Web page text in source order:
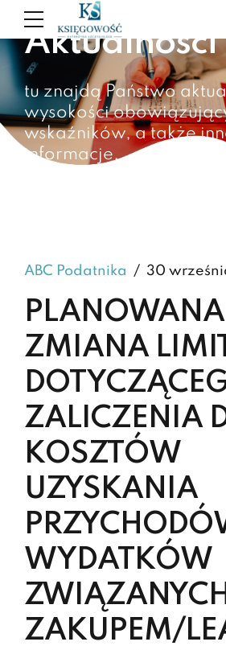
Aktualności
tu znajdą Państwo
wysokości
wskaźników, a także
informacje.
ABC Podatnika 30
PLANOWANA
ZMIANA
ZALICZENIA
KOSZTÓW
UZYSKANIA
WYDATKÓW
ZAKUPEM/